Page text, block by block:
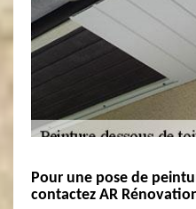
Pour une pose de
contactez AR